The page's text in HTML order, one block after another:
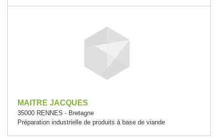
MAITRE JACQUES
35000 RENNES - Bretagne
Préparation industrielle de produits à base de viande